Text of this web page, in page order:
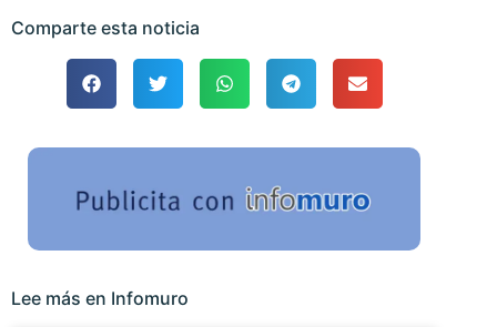
Comparte esta noticia
Lee más en Infomuro